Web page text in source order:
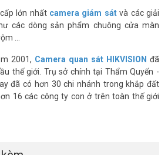
E (FAQ)
động khi mất điện hay mất
và kết nối mạng để hoạt động. Khi mất
không thể xem trực tiếp từ xa.
lớn nhất camera giám sátvà các giải
các dòng sản phẩm chuông cửa màn
...
2001, Camera quan sát HIKVISION đã
thế giới. Trụ sở chính tại Thẩm Quyến -
đã có hơn 30 chi nhánh trong khắp đất
16 các công ty con ở trên toàn thế giới